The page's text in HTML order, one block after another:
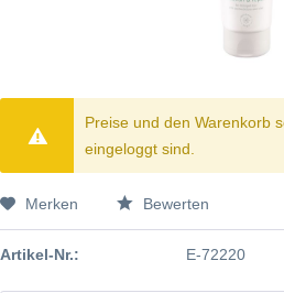
Preise und den Warenkorb
eingeloggt sind.
Merken Bewerten
Artikel-Nr.: E-72220